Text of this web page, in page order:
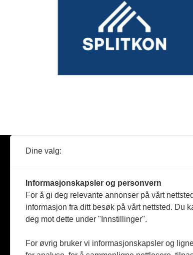
Dine valg:
Informasjonskapsler og personvern
For å gi deg relevante annonser på vårt
informasjon fra ditt besøk på vårt nettsted. Du
deg mot dette under "Innstillinger".
For øvrig bruker vi informasjonskapsler og